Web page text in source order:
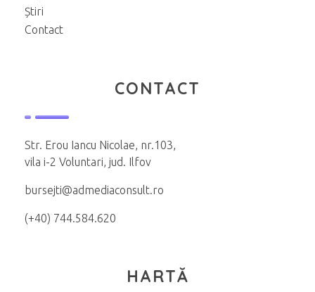
Știri
Contact
CONTACT
Str. Erou Iancu Nicolae, nr.103,
vila i-2 Voluntari, jud. Ilfov
bursejti@admediaconsult.ro
(+40) 744.584.620
HARTĂ